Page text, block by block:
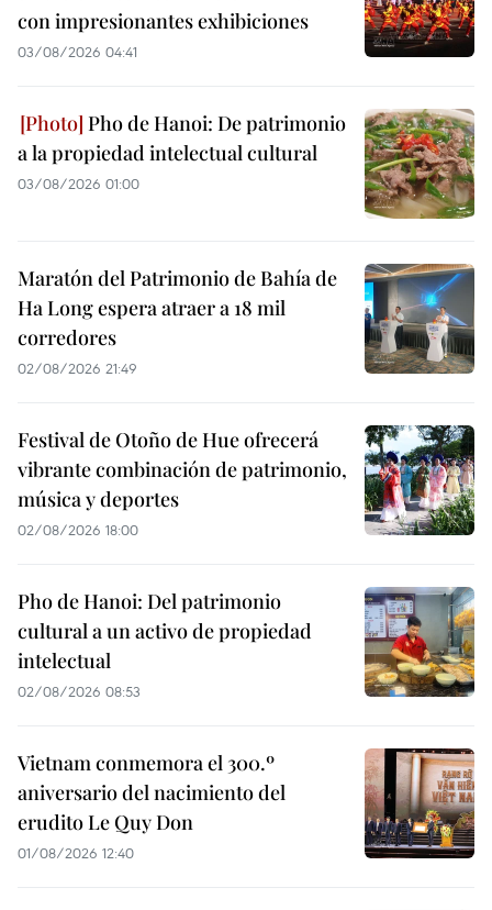
con impresionantes exhibiciones
03/08/2026 04:41
Pho de Hanoi: De patrimonio
a la propiedad intelectual cultural
03/08/2026 01:00
Maratón del Patrimonio de Bahía de
Ha Long espera atraer a 18 mil
corredores
02/08/2026 21:49
Festival de Otoño de Hue ofrecerá
vibrante combinación de patrimonio,
música y deportes
02/08/2026 18:00
Pho de Hanoi: Del patrimonio
cultural a un activo de propiedad
intelectual
02/08/2026 08:53
Vietnam conmemora el 300.º
aniversario del nacimiento del
erudito Le Quy Don
01/08/2026 12:40